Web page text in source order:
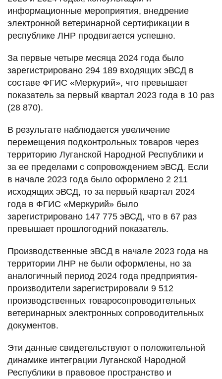
информационные мероприятия, внедрение
электронной ветеринарной сертификации в
республике ЛНР продвигается успешно.
За первые четыре месяца 2024 года было
зарегистрировано 294 189 входящих эВСД в
составе ФГИС «Меркурий», что превышает
показатель за первый квартал 2023 года в 10 раз
(28 870).
В результате наблюдается увеличение
перемещения подконтрольных товаров через
территорию Луганской Народной Республики и
за ее пределами с сопровождением эВСД. Если
в начале 2023 года было оформлено 2 211
исходящих эВСД, то за первый квартал 2024
года в ФГИС «Меркурий» было
зарегистрировано 147 775 эВСД, что в 67 раз
превышает прошлогодний показатель.
Производственные эВСД в начале 2023 года на
территории ЛНР не были оформлены, но за
аналогичный период 2024 года предприятия-
производители зарегистрировали 9 512
производственных товаросопроводительных
ветеринарных электронных сопроводительных
документов.
Эти данные свидетельствуют о положительной
динамике интеграции Луганской Народной
Республики в правовое пространство и